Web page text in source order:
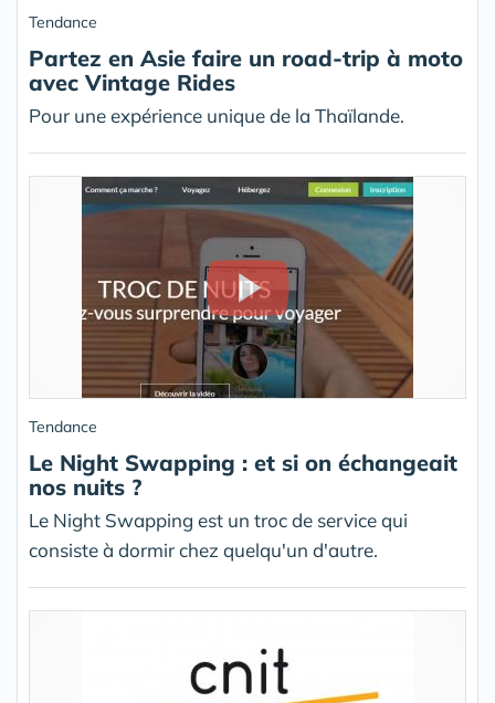
Tendance
Partez en Asie faire un road-trip à moto
avec Vintage Rides
Pour une expérience unique de la Thaïlande.
Tendance
Le Night Swapping : et si on échangeait
nos nuits ?
Le Night Swapping est un troc de service qui
consiste à dormir chez quelqu'un d'autre.